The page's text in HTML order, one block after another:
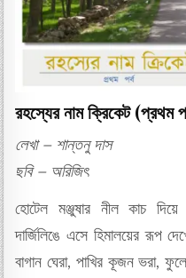
রহস্যের নাম ক্রিকেট (প্রথম
লেখা – শান্তনু দাস
ছবি – অরিজিৎ
হোটেল মঞ্জুষার নীল কাচ দিয়ে
দার্জিলিঙে এসে হিমালয়ের রূপ
বাগান ঘেরা, পাখির কূজন ভরা,